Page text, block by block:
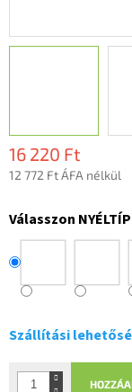
16 220 Ft
12 772 Ft ÁFA nélkül
Válasszon
Szállítási